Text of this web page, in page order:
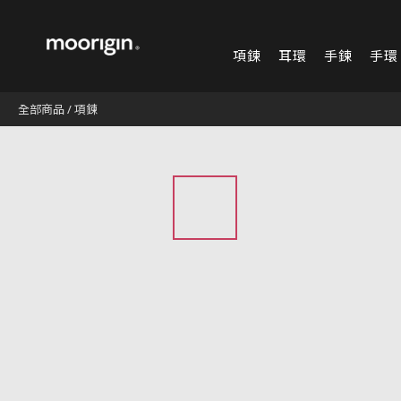
項鍊 耳環 手鍊 手環
全部商品/項鍊